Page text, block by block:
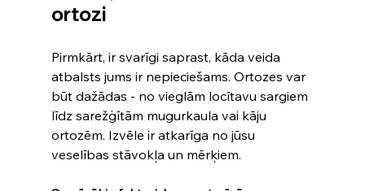
ortozi
Pirmkārt, ir svarīgi saprast, kāda veida
atbalsts jums ir nepieciešams. Ortozes var
būt dažādas - no vieglām locītavu sargiem
līdz sarežģītām mugurkaula vai kāju
ortozēm. Izvēle ir atkarīga no jūsu
veselības stāvokļa un mērķiem.